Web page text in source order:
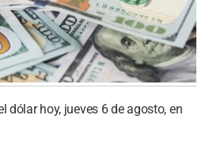
dólar hoy, jueves 6 de agosto, en